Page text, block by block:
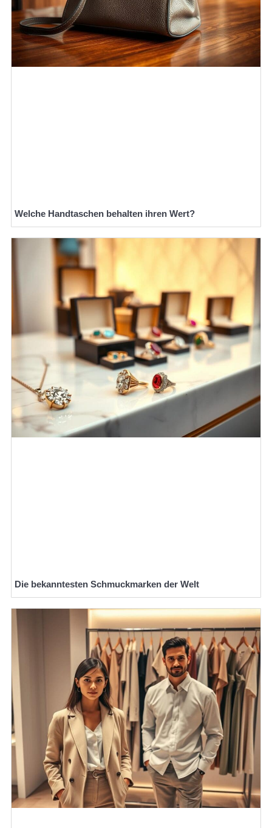
Welche Handtaschen behalten ihren Wert?
Die bekanntesten Schmuckmarken der Welt